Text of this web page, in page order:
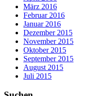
März 2016
Februar 2016
Januar 2016
Dezember 2015
November 2015
Oktober 2015
September 2015
August 2015
Juli 2015